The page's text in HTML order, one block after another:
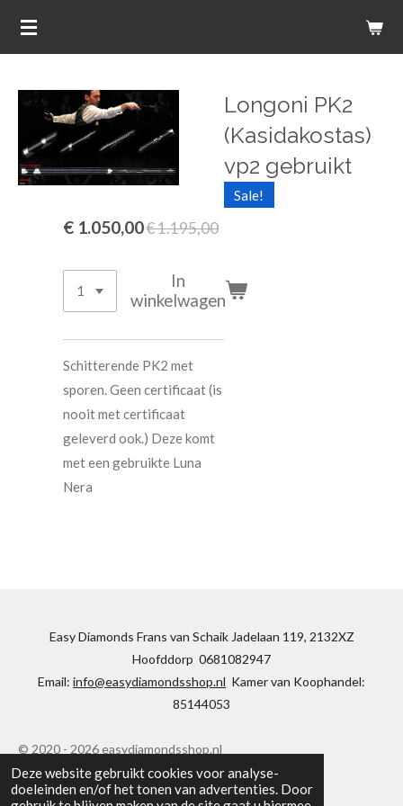
Deze website gebruikt cookies voor analyse-
doeleinden en/of het tonen van advertenties. Door
Ga
de
hoofdinhoud
Longoni PK2
(Kasidakostas)
vp2 gebruikt
Sale!
€ 1.050,00€ 1.195,00
In
winkelwagen
Schitterende PK2 met
sporen. Geen certificaat (is
nooit met certificaat
geleverd ook.) Deze komt
met een gebruikte Luna
Nera
Easy Diamonds Frans van Schaik Jadelaan 119, 2132XZ
Hoofddorp 0681082947
Email: info@easydiamondsshop.nl Kamer van Koophandel:
85144053
© 2020 - 2026 easydiamondsshop.nl
Powered byJouwWeb